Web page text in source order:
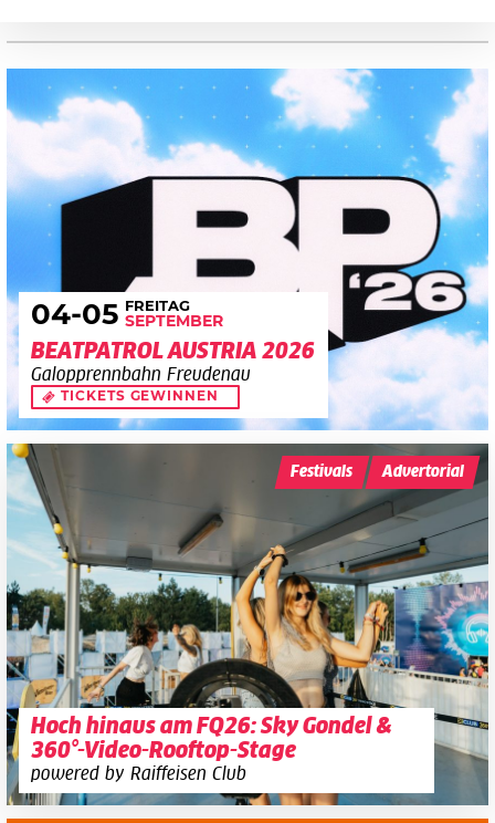
04-05 FREITAG
SEPTEMBER
BEATPATROL AUSTRIA 2026
Galopprennbahn Freudenau
TICKETS GEWINNEN
Hoch hinaus am FQ26: Sky Gondel &
360°-Video-Rooftop-Stage
powered by Raiffeisen Club
Festivals Advertorial